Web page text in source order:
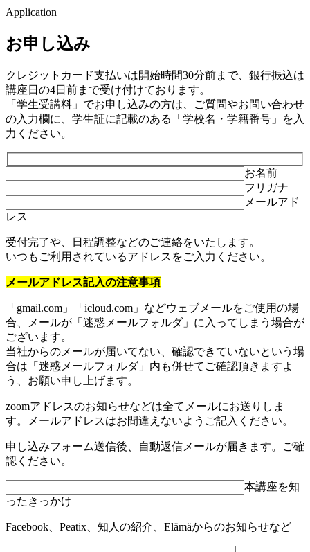
Application
お申し込み
クレジットカード支払いは開始時間30分前まで、銀行振込は
講座日の4日前まで受け付けております。
「学生受講料」でお申し込みの方は、ご質問やお問い合わせ
の入力欄に、学生証に記載のある「学校名・学籍番号」を入
力ください。
お名前
フリガナ
メールアド
レス
受付完了や、日程調整などのご連絡をいたします。
いつもご利用されているアドレスをご入力ください。
メールアドレス記入の注意事項
「gmail.com」「icloud.com」などウェブメールをご使用の場
合、メールが「迷惑メールフォルダ」に入ってしまう場合が
ございます。
当社からのメールが届いてない、確認できていないという場
合は「迷惑メールフォルダ」内も併せてご確認頂きますよ
う、お願い申し上げます。
zoomアドレスのお知らせなどは全てメールにお送りしま
す。メールアドレスはお間違えないようご記入ください。
申し込みフォーム送信後、自動返信メールが届きます。ご確
認ください。
本講座を知
ったきっかけ
Facebook、Peatix、知人の紹介、Elämäからのお知らせなど